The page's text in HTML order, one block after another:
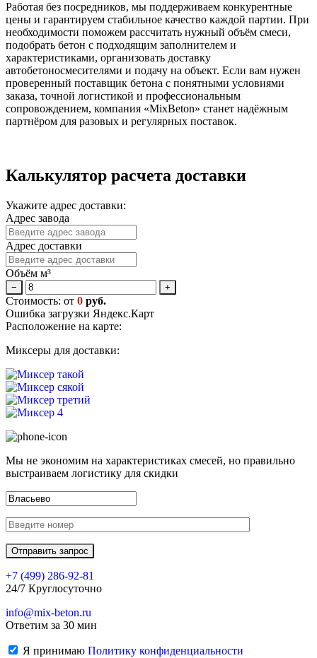
Работая без посредников, мы поддерживаем конкурентные
цены и гарантируем стабильное качество каждой партии. При
необходимости поможем рассчитать нужный объём смеси,
подобрать бетон с подходящим заполнителем и
характеристиками, организовать доставку
автобетоносмесителями и подачу на объект. Если вам нужен
проверенный поставщик бетона с понятными условиями
заказа, точной логистикой и профессиональным
сопровождением, компания «MixBeton» станет надёжным
партнёром для разовых и регулярных поставок.
Калькулятор расчета доставки
Укажите адрес доставки:
Адрес завода
Адрес доставки
Объём м³
− +
Стоимость: от 0 руб.
Ошибка загрузки Яндекс.Карт
Расположение на карте:
Миксеры для доставки:
Мы не экономим на характеристиках смесей, но правильно
выстраиваем логистику для скидки
+7 (499) 286-92-81
24/7 Круглосуточно
info@mix-beton.ru
Ответим за 30 мин
Я принимаю Политику конфиденциальности